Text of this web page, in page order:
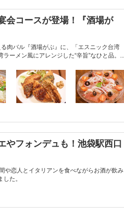
会コースが登場！『酒場が
肉バル『酒場がぶ』に、「エスニック台湾
ーメン風にアレンジした“辛旨”なひと品。...
やフォンデュも！池袋駅西口
や恋人とイタリアンを食べながらお酒が飲み
た。